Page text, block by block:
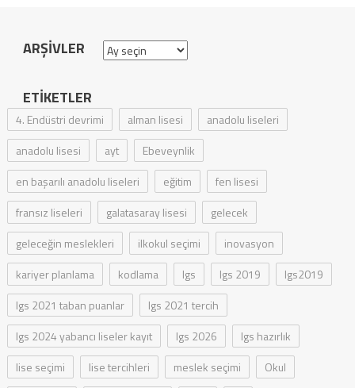
ARŞIVLER Arşivler
ETIKETLER
4. Endüstri devrimi alman lisesi
anadolu liseleri
anadolu lisesi
ayt
Ebeveynlik
en başarılı anadolu liseleri
eğitim
fen lisesi
fransız liseleri
galatasaray lisesi
gelecek
geleceğin meslekleri
ilkokul seçimi
inovasyon
kariyer planlama
kodlama lgs lgs 2019
lgs2019
lgs 2021 taban puanlar
lgs 2021 tercih
lgs 2024 yabancı liseler kayıt
lgs 2026
lgs hazırlık
lise seçimi
lise tercihleri meslek seçimi
Okul